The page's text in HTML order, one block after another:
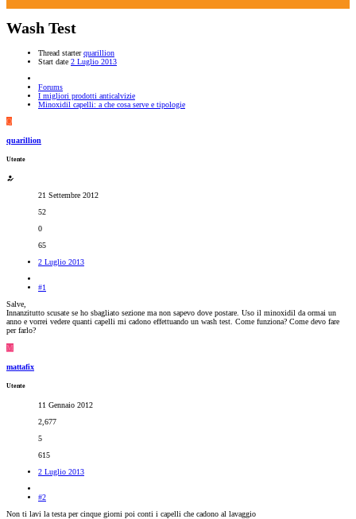
Wash Test
Thread starter quarillion
Start date 2 Luglio 2013
Forums
I migliori prodotti anticalvizie
Minoxidil capelli: a che cosa serve e tipologie
Q
quarillion
Utente
21 Settembre 2012
52
0
65
2 Luglio 2013
#1
Salve,
Innanzitutto scusate se ho sbagliato sezione ma non sapevo dove postare. Uso il minoxidil da ormai un
anno e vorrei vedere quanti capelli mi cadono effettuando un wash test. Come funziona? Come devo fare
per farlo?
M
mattafix
Utente
11 Gennaio 2012
2,677
5
615
2 Luglio 2013
#2
Non ti lavi la testa per cinque giorni poi conti i capelli che cadono al lavaggio